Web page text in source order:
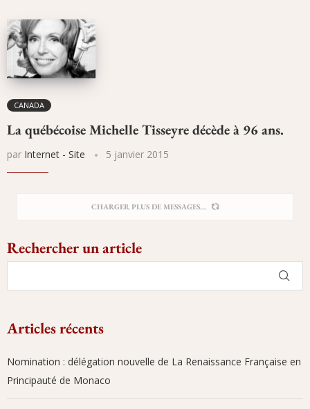
CANADA
La québécoise Michelle Tisseyre décède à 96 ans.
par Internet - Site 5 janvier 2015
DÉSOLÉ, IL N'Y A PLUS DE MESSAGES
Rechercher un article
Articles récents
Nomination : délégation nouvelle de La Renaissance Française en
Principauté de Monaco